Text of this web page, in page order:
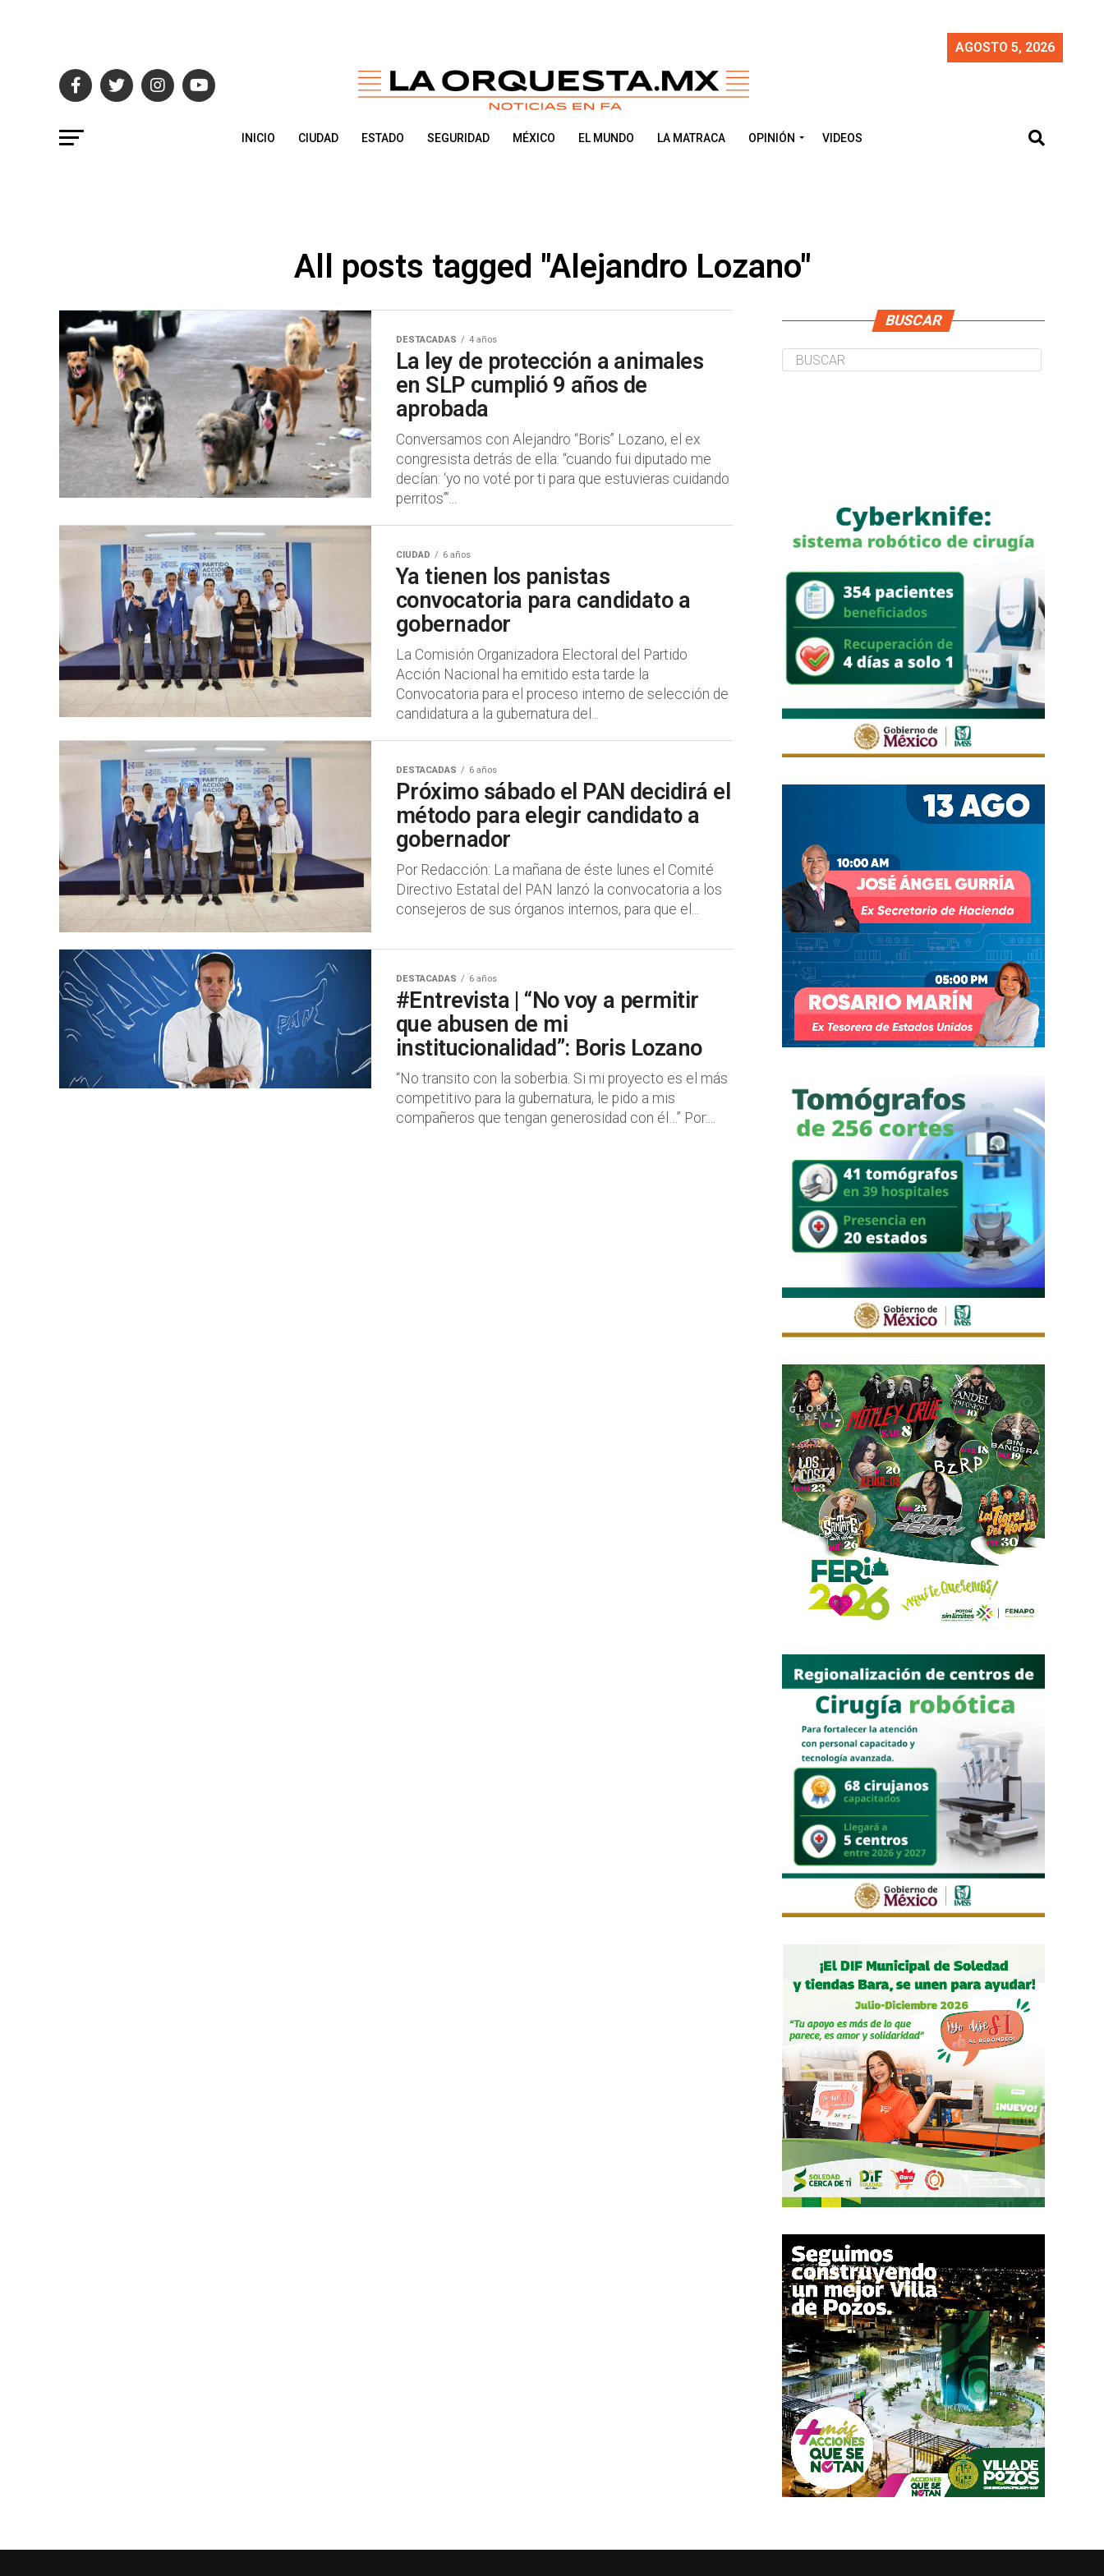
AGOSTO 5, 2026
INICIO CIUDAD ESTADO SEGURIDAD MÉXICO EL MUNDO LA MATRACA OPINIÓN VIDEOS
All posts tagged "Alejandro Lozano"
DESTACADAS 4 años
La ley de protección a animales
en SLP cumplió 9 años de
aprobada
Conversamos con Alejandro “Boris” Lozano, el ex
congresista detrás de ella: “cuando fui diputado me
decían: ‘yo no voté por ti para que estuvieras cuidando
perritos’”...
CIUDAD 6 años
Ya tienen los panistas
convocatoria para candidato a
gobernador
La Comisión Organizadora Electoral del Partido
Acción Nacional ha emitido esta tarde la
Convocatoria para el proceso interno de selección de
candidatura a la gubernatura del...
DESTACADAS 6 años
Próximo sábado el PAN decidirá el
método para elegir candidato a
gobernador
Por Redacción: La mañana de éste lunes el Comité
Directivo Estatal del PAN lanzó la convocatoria a los
consejeros de sus órganos internos, para que el...
DESTACADAS 6 años
#Entrevista | “No voy a permitir
que abusen de mi
institucionalidad”: Boris Lozano
“No transito con la soberbia. Si mi proyecto es el más
competitivo para la gubernatura, le pido a mis
compañeros que tengan generosidad con él…” Por:...
BUSCAR